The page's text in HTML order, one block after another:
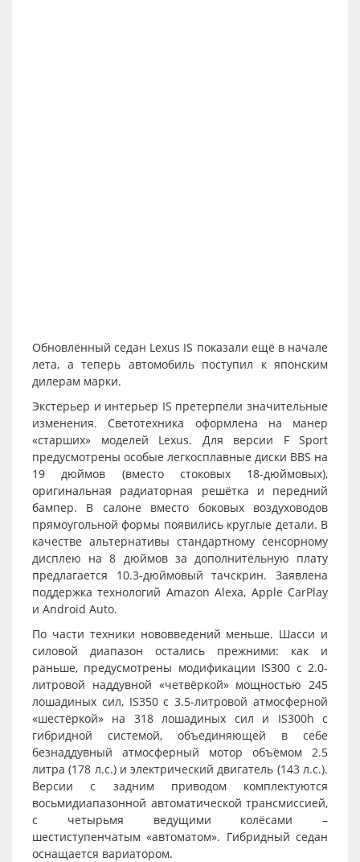
Обновлённый седан Lexus IS показали ещё в начале
лета, а теперь автомобиль поступил к японским
дилерам марки.
Экстерьер и интерьер IS претерпели значительные
изменения. Светотехника оформлена на манер
«старших» моделей Lexus. Для версии F Sport
предусмотрены особые легкосплавные диски BBS на
19 дюймов (вместо стоковых 18-дюймовых),
оригинальная радиаторная решётка и передний
бампер. В салоне вместо боковых воздуховодов
прямоугольной формы появились круглые детали. В
качестве альтернативы стандартному сенсорному
дисплею на 8 дюймов за дополнительную плату
предлагается 10.3-дюймовый тачскрин. Заявлена
поддержка технологий Amazon Alexa, Apple CarPlay
и Android Auto.
По части техники нововведений меньше. Шасси и
силовой диапазон остались прежними: как и
раньше, предусмотрены модификации IS300 с 2.0-
литровой наддувной «четвёркой» мощностью 245
лошадиных сил, IS350 с 3.5-литровой атмосферной
«шестёркой» на 318 лошадиных сил и IS300h с
гибридной системой, объединяющей в себе
безнаддувный атмосферный мотор объёмом 2.5
литра (178 л.с.) и электрический двигатель (143 л.с.).
Версии с задним приводом комплектуются
восьмидиапазонной автоматической трансмиссией,
с четырьмя ведущими колёсами –
шестиступенчатым «автоматом». Гибридный седан
оснащается вариатором.